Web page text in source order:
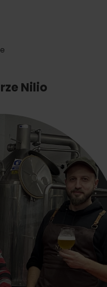
Ratownictwo
ubezpieczeniowe w
górach z Liptov
Card i Generali
Nilio